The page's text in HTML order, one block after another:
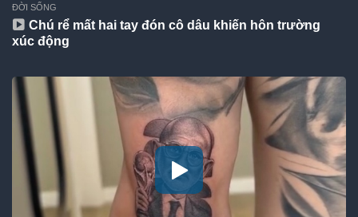
ĐỜI SỐNG
Chú rể mất hai tay đón cô dâu khiến hôn trường
xúc động